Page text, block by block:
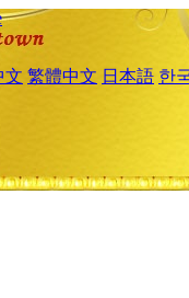
文 繁體中文 日本語 한